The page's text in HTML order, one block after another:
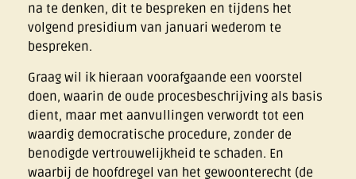
na te denken, dit te bespreken en tijdens het
volgend presidium van januari wederom te
bespreken.
Graag wil ik hieraan voorafgaande een voorstel
doen, waarin de oude procesbeschrijving als basis
dient, maar met aanvullingen verwordt tot een
waardig democratische procedure, zonder de
benodigde vertrouwelijkheid te schaden. En
waarbij de hoofdregel van het gewoonterecht (de